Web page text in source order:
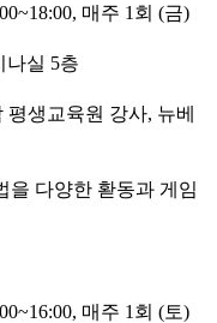
매주 1회 (금)
나실 5층
생교육원 강사, 뉴베
을 다양한 홛동과 게임
매주 1회 (토)